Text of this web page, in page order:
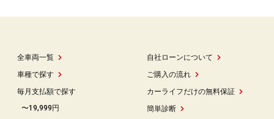
全車両一覧
車種で探す
毎月支払額で探す
〜19,999円
自社ローンについて
ご購入の流れ
カーライフだけの無料保証
簡単診断